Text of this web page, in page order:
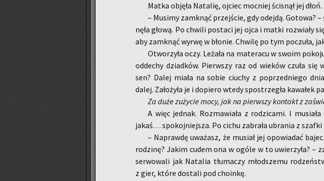
Matka ob­ję­ła Na­ta­lię, oj­ciec moc­niej ści­snął jej dłoń.
– Mu­si­my za­mknąć przej­ście, gdy odej­dą. Go­to­wa?
nę­ła głową. Po chwi­li po­sta­ci jej ojca i matki roz­wia­ły
aby za­mknąć wyrwę w bło­nie. Chwi­lę po tym po­czu­ła,
Otwo­rzy­ła oczy. Le­ża­ła na ma­te­ra­cu w swoim
od­de­chy dziad­ków. Pierw­szy raz od wie­ków czuła się
sen? Dalej miała na sobie ciu­chy z po­przed­nie­go
dalej. Za­ło­ży­ła je i do­pie­ro wtedy spo­strze­gła ka­wa­łek
Za duże zu­ży­cie mocy, jak na pierw­szy kon­takt z
A więc jed­nak. Roz­ma­wia­ła z ro­dzi­ca­mi. I
jakaś… spo­koj­niej­sza. Po cichu za­bra­ła ubra­nia z szaf­ki
– Na­praw­dę uwa­żasz, że mu­siał jej opo­wia­dać
ro­dzi­nę? Jakim cudem ona w ogóle w to uwie­rzy­ła? –
ser­wo­wa­li jak Na­ta­lia tłu­ma­czy młod­sze­mu
z gier, które do­sta­li pod cho­in­kę.